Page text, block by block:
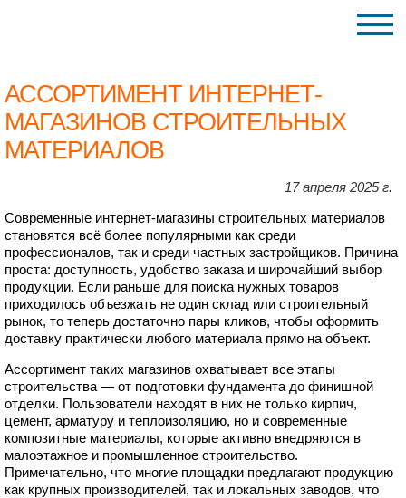
АССОРТИМЕНТ ИНТЕРНЕТ-
МАГАЗИНОВ СТРОИТЕЛЬНЫХ
МАТЕРИАЛОВ
17 апреля 2025 г.
Современные интернет-магазины строительных материалов
становятся всё более популярными как среди
профессионалов, так и среди частных застройщиков. Причина
проста: доступность, удобство заказа и широчайший выбор
продукции. Если раньше для поиска нужных товаров
приходилось объезжать не один склад или строительный
рынок, то теперь достаточно пары кликов, чтобы оформить
доставку практически любого материала прямо на объект.
Ассортимент таких магазинов охватывает все этапы
строительства — от подготовки фундамента до финишной
отделки. Пользователи находят в них не только кирпич,
цемент, арматуру и теплоизоляцию, но и современные
композитные материалы, которые активно внедряются в
малоэтажное и промышленное строительство.
Примечательно, что многие площадки предлагают продукцию
как крупных производителей, так и локальных заводов, что